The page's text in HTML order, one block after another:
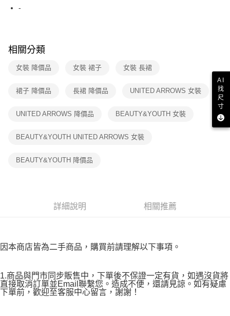
後付繳納相關費用。
是否繳費成功／繳費後需取消欲退款等相關疑問，請聯繫「AFTEE先享後付
易，需依本服務之必要範圍內提供個人資料，並將交易相關給付款項請求債
２．關於個人資料處理事宜，請瀏覽以下網址：
「AFTEE先享後付」，若未經同意申辦者引起之損失，本公司不負相關責
５．嚴禁一人註冊多個帳號或使用他人資訊註冊。若發現惡意使用之情形，
7-11取貨付款
免運費
免運費
-
相關分類
女裝 降價品 女裝 裙子 女裝 長裙
裙子 降價品 長裙 降價品 UNITED ARROWS 女裝
UNITED ARROWS 降價品 BEAUTY&YOUTH 女裝
BEAUTY&YOUTH UNITED ARROWS 女裝
BEAUTY&YOUTH 降價品
詳細說明 相關推薦
因本商店皆為二手商品，購買前請理解以下事項。
1.商品與門市同步販售中，下單後不保證一定有貨，如遇沒貨將
直接取消訂單並Email聯繫您。造成不便，還請見諒。如有疑慮
下單前，歡迎至客服中心留言，謝謝！
AI
找
尺
寸